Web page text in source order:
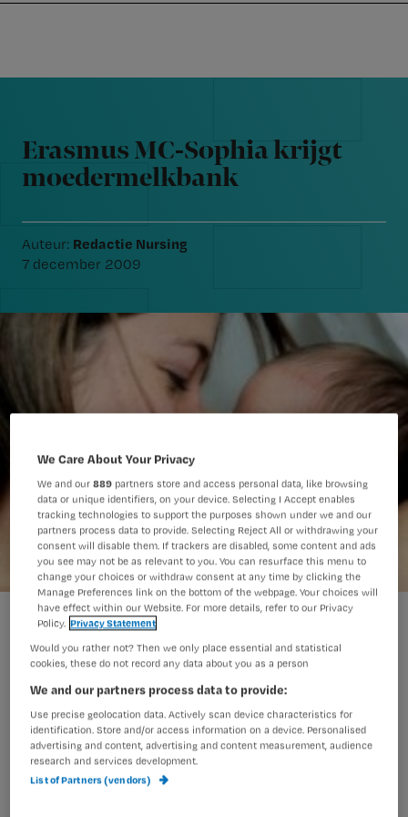
navigation
content
Nursing
Erasmus MC-Sophia krijgt moedermelkbank
Erasmus MC-Sophia krijgt
moedermelkbank
Auteur: Redactie Nursing
7 december 2009
Couveusekinderen kunnen vanaf
komend voorjaar melk krijgen uit de
moedermelkbank. Het Erasmus MC
richt deze bank op voor baby’s van wie
We Care About Your Privacy
We and our889 partners store and access personal data, like browsing
data or unique identifiers, on your device. Selecting I Accept enables
tracking technologies to support the purposes shown under we and our
partners process data to provide. Selecting Reject All or withdrawing your
consent will disable them. If trackers are disabled, some content and ads
you see may not be as relevant to you. You can resurface this menu to
change your choices or withdraw consent at any time by clicking the
Manage Preferences link on the bottom of the webpage. Your choices will
have effect within our Website. For more details, refer to our Privacy
Policy. Privacy Statement
Would you rather not? Then we only place essential and statistical
cookies, these do not record any data about you as a person
We and our partners process data to provide:
Use precise geolocation data. Actively scan device characteristics for
identification. Store and/or access information on a device. Personalised
advertising and content, advertising and content measurement, audience
research and services development.
List of Partners (vendors)